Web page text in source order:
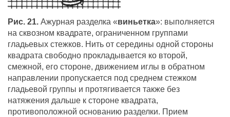
Рис. 21. Ажурная разделка «виньетка»: выполняется
на сквозном квадрате, ограниченном группами
гладьевых стежков. Нить от середины одной стороны
квадрата свободно прокладывается ко второй,
смежной, его стороне, движением иглы в обратном
направлении пропускается под среднем стежком
гладьевой группы и протягивается также без
натяжения дальше к стороне квадрата,
противоположной основанию разделки. Прием